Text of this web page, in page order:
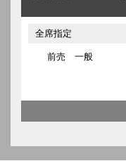
全席指定
前売 一般